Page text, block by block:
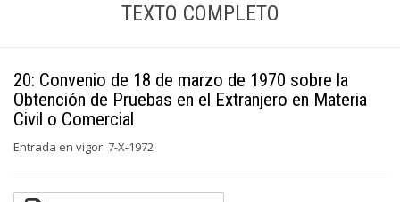
TEXTO COMPLETO
20: Convenio de 18 de marzo de 1970 sobre la
Obtención de Pruebas en el Extranjero en Materia
Civil o Comercial
Entrada en vigor: 7-X-1972